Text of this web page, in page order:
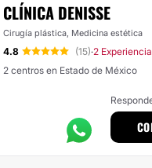
CLÍNICA DENISSE
Cirugía plástica, Medicina estética
4.8 (15)·2
2 centros en Estado de México